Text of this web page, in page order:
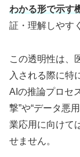
わかる形で示す
証・理解しやす
この透明性は、
入される際に特
AIの推論プロセ
撃”や“データ悪
業応用に向けて
せません。